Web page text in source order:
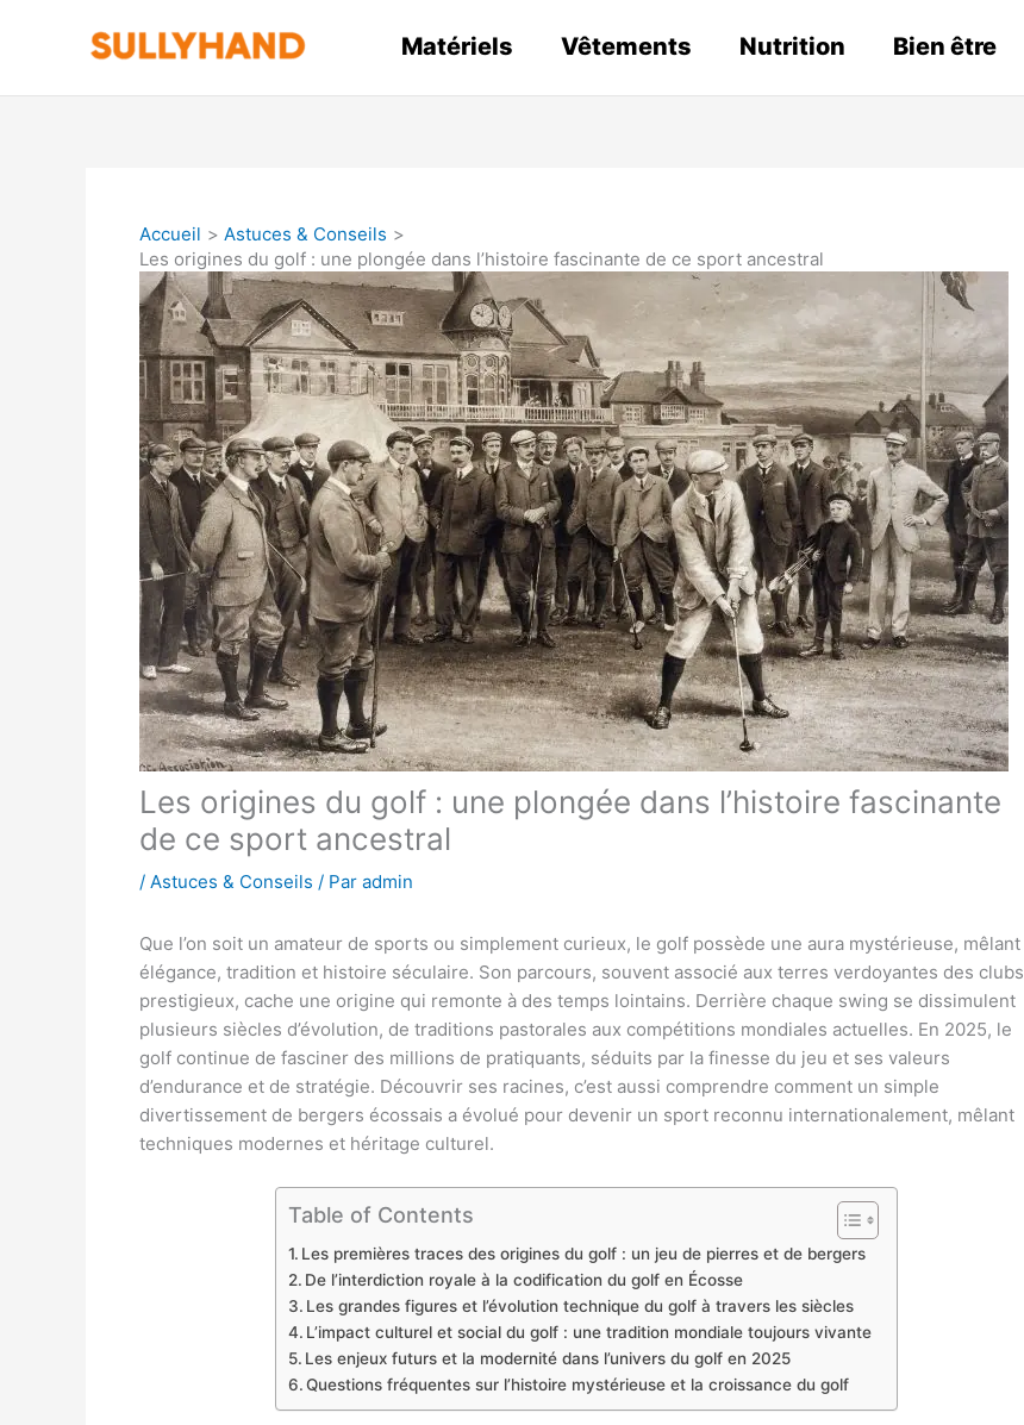
Matériels Vêtements Nutrition Bien être
Accueil
Astuces & Conseils
Les origines du golf : une plongée dans l’histoire fascinante de ce sport ancestral
Les origines du golf : une plongée dans l’histoire fascinante
de ce sport ancestral
/ Astuces & Conseils / Par admin
Que l’on soit un amateur de sports ou simplement curieux, le golf possède une aura mystérieuse, mêlant
élégance, tradition et histoire séculaire. Son parcours, souvent associé aux terres verdoyantes des clubs
prestigieux, cache une origine qui remonte à des temps lointains. Derrière chaque swing se dissimulent
plusieurs siècles d’évolution, de traditions pastorales aux compétitions mondiales actuelles. En 2025, le
golf continue de fasciner des millions de pratiquants, séduits par la finesse du jeu et ses valeurs
d’endurance et de stratégie. Découvrir ses racines, c’est aussi comprendre comment un simple
divertissement de bergers écossais a évolué pour devenir un sport reconnu internationalement, mêlant
techniques modernes et héritage culturel.
Table of Contents
Les premières traces des origines du golf : un jeu de pierres et de bergers
De l’interdiction royale à la codification du golf en Écosse
Les grandes figures et l’évolution technique du golf à travers les siècles
L’impact culturel et social du golf : une tradition mondiale toujours vivante
Les enjeux futurs et la modernité dans l’univers du golf en 2025
Questions fréquentes sur l’histoire mystérieuse et la croissance du golf